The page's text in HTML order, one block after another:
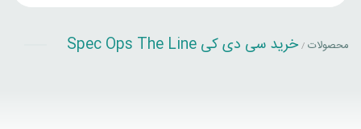
محصولات / خرید سی دی کی Spec Ops The Line